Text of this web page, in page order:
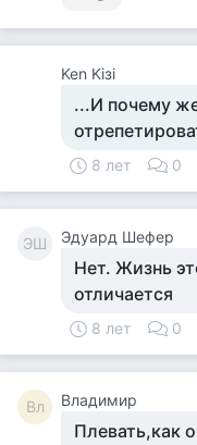
Ken Kiзi
...И почему
8 лет 0
ЭШ Эдуард Шефер
Нет. Жизнь
отличается
8 лет 0
Вл Владимир
Плевать,как